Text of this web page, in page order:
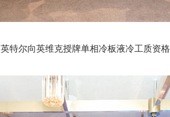
英特尔向英维克授牌单相冷板液冷工质资格